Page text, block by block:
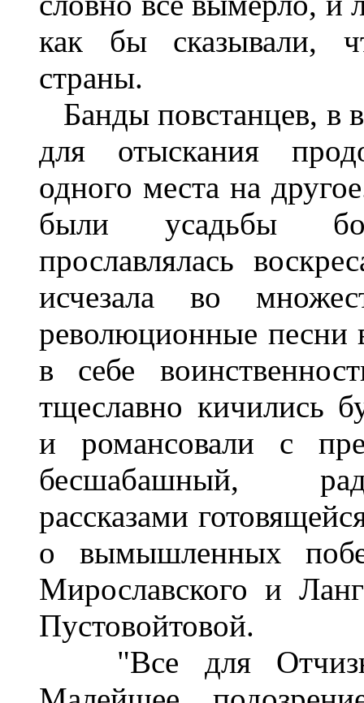
как бы сказывали,
страны.
Банды повстанцев, в
для отыскания
одного места на
были усадьбы
прославлялась
исчезала во
революционные песни
в себе
тщеславно кичились
и романсовали с
бесшабашный,
рассказами
о вымышленных
Мирославского и
Пустовойтовой.
"Все для